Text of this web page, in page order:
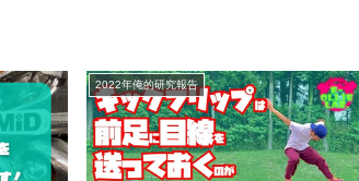
2022年俺的研究報告